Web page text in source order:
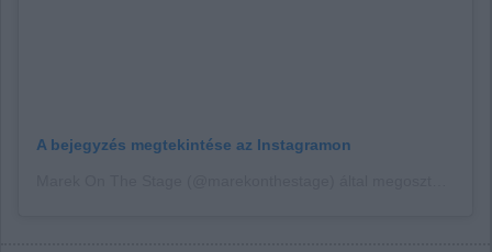
A bejegyzés megtekintése az Instagramon